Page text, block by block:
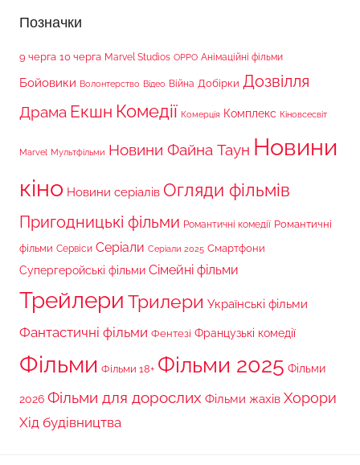
Позначки
9 черга 10 черга Marvel Studios OPPO Анімаційні фільми
Бойовики Волонтерство Відео Війна Добірки Дозвілля
Драма Екшн Комедії Комерція Комплекс Кіновсесвіт
Marvel Мультфільми Новини Файна Таун Новини
кіно Новини серіалів Огляди фільмів
Пригодницькі фільми Романтичні комедії Романтичні
фільми Сервіси Серіали Серіали 2025 Смартфони
Супергеройські фільми Сімейні фільми
Трейлери Трилери Українські фільми
Фантастичні фільми Фентезі Французькі комедії
Фільми Фільми 18+ Фільми 2025 Фільми
2026 Фільми для дорослих Фільми жахів Хорори
Хід будівництва